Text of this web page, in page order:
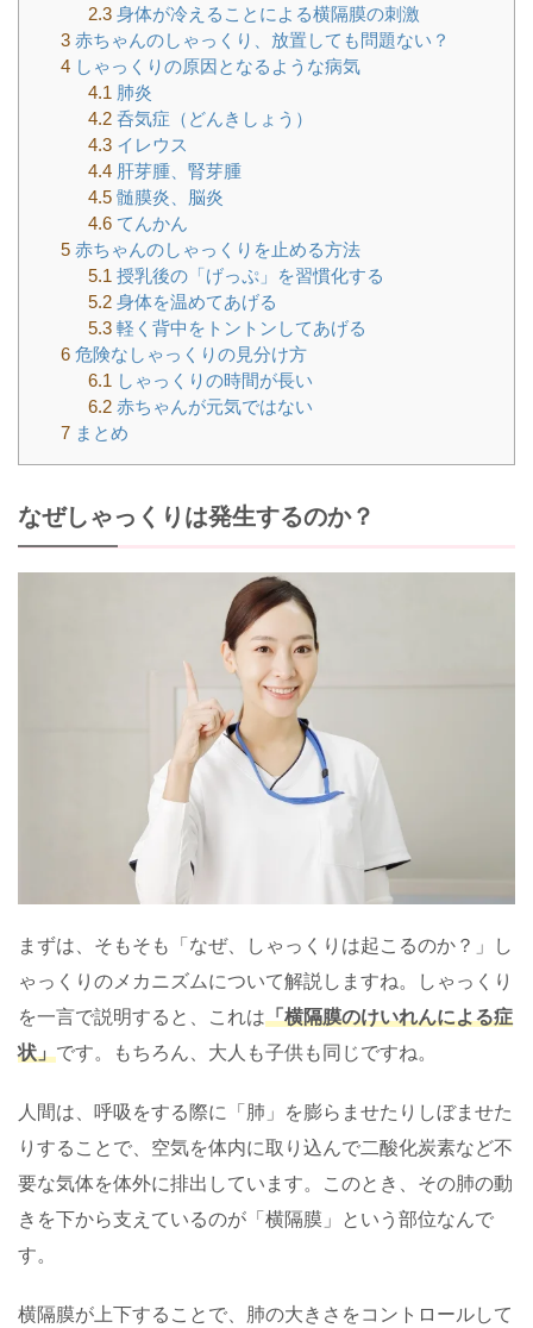
2.3身体が冷えることによる横隔膜の刺激
3 赤ちゃんのしゃっくり、放置しても問題ない？
4 しゃっくりの原因となるような病気
4.1 肺炎
4.2呑気症（どんきしょう）
4.3イレウス
4.4肝芽腫、腎芽腫
4.5髄膜炎、脳炎
4.6てんかん
5 赤ちゃんのしゃっくりを止める方法
5.1 授乳後の「げっぷ」を習慣化する
5.2身体を温めてあげる
5.3軽く背中をトントンしてあげる
6 危険なしゃっくりの見分け方
6.1 しゃっくりの時間が長い
6.2赤ちゃんが元気ではない
7 まとめ
なぜしゃっくりは発生するのか？
まずは、そもそも「なぜ、しゃっくりは起こるのか？」し
ゃっくりのメカニズムについて解説しますね。しゃっくり
を一言で説明すると、これは「横隔膜のけいれんによる症
状」です。もちろん、大人も子供も同じですね。
人間は、呼吸をする際に「肺」を膨らませたりしぼませた
りすることで、空気を体内に取り込んで二酸化炭素など不
要な気体を体外に排出しています。このとき、その肺の動
きを下から支えているのが「横隔膜」という部位なんで
す。
横隔膜が上下することで、肺の大きさをコントロールして